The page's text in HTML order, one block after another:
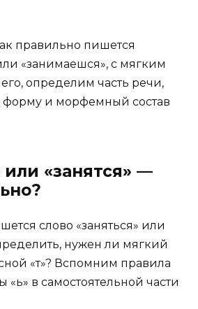
правильно пишется
«занимаешся», с мягким
определим часть речи,
форму и морфемный состав
или «занятся» —
слово «заняться» или
нужен ли мягкий
«т»? Вспомним правила
«ь» в самостоятельной части